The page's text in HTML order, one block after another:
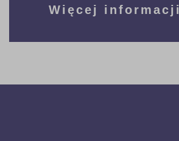
Więcej informacji